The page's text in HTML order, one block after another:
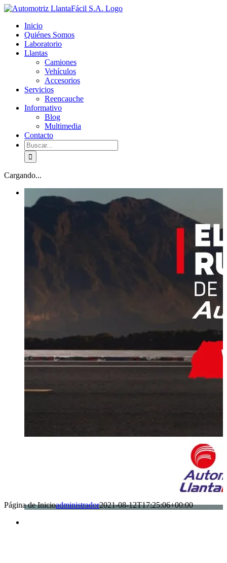
Skip
content
facebook
youtube
Inicio
Quiénes Somos
Laboratorio
Llantas
Camiones
Vehículos
Accesorios
Servicios
Reencauche
Informativo
Blog
Multimedia
Contacto
Buscar:
Cargando...
Página de Inicioadministrador2021-08-12T17:25:06+00:00